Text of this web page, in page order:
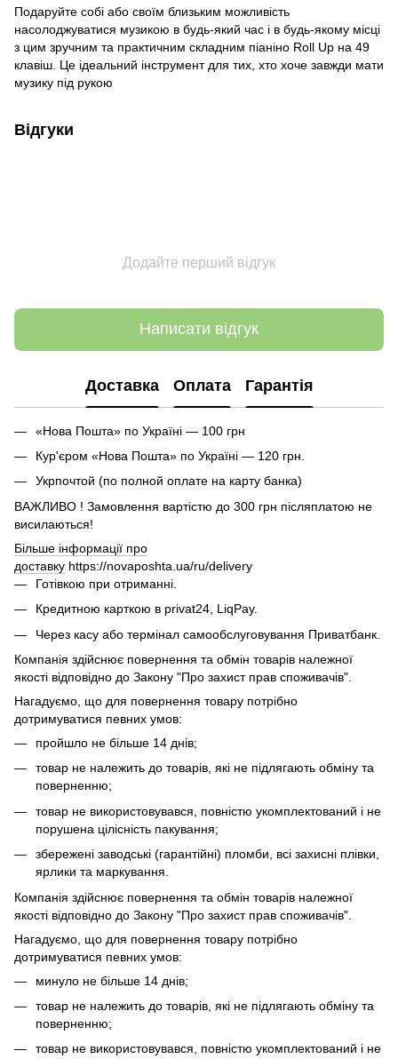
Подаруйте собі або своїм близьким можливість
насолоджуватися музикою в будь-який час і в будь-якому місці
з цим зручним та практичним складним піаніно Roll Up на 49
клавіш. Це ідеальний інструмент для тих, хто хоче завжди мати
музику під рукою
Відгуки
Додайте перший відгук
Написати відгук
Доставка Оплата Гарантія
«Нова Пошта» по Україні — 100 грн
Кур'єром «Нова Пошта» по Україні — 120 грн.
Укрпочтой (по полной оплате на карту банка)
ВАЖЛИВО ! Замовлення вартістю до 300 грн післяплатою не
висилаються!
Більше інформації про
доставку https://novaposhta.ua/ru/delivery
Готівкою при отриманні.
Кредитною карткою в privat24, LiqPay.
Через касу або термінал самообслуговування Приватбанк.
Компанія здійснює повернення та обмін товарів належної
якості відповідно до Закону "Про захист прав споживачів".
Нагадуємо, що для повернення товару потрібно
дотримуватися певних умов:
пройшло не більше 14 днів;
товар не належить до товарів, які не підлягають обміну та
поверненню;
товар не використовувався, повністю укомплектований і не
порушена цілісність пакування;
збережені заводські (гарантійні) пломби, всі захисні плівки,
ярлики та маркування.
Компанія здійснює повернення та обмін товарів належної
якості відповідно до Закону "Про захист прав споживачів".
Нагадуємо, що для повернення товару потрібно
дотримуватися певних умов:
минуло не більше 14 днів;
товар не належить до товарів, які не підлягають обміну та
поверненню;
товар не використовувався, повністю укомплектований і не